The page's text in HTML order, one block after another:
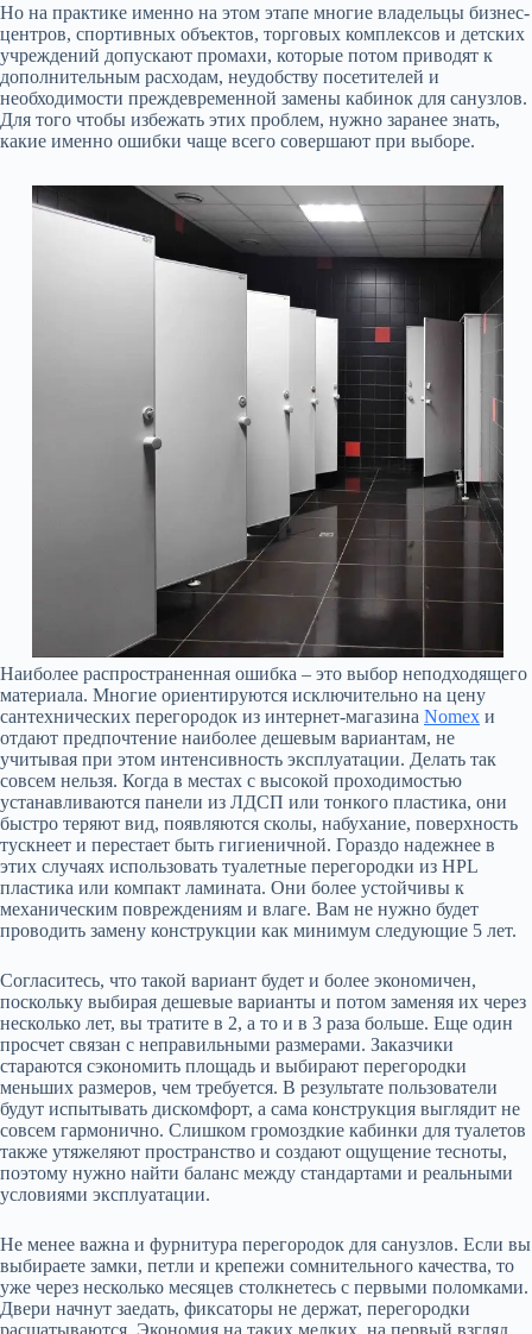
Но на практике именно на этом этапе многие владельцы бизнес-
центров, спортивных объектов, торговых комплексов и детских
учреждений допускают промахи, которые потом приводят к
дополнительным расходам, неудобству посетителей и
необходимости преждевременной замены кабинок для санузлов.
Для того чтобы избежать этих проблем, нужно заранее знать,
какие именно ошибки чаще всего совершают при выборе.
Наиболее распространенная ошибка – это выбор неподходящего
материала. Многие ориентируются исключительно на цену
сантехнических перегородок из интернет-магазина Nomex и
отдают предпочтение наиболее дешевым вариантам, не
учитывая при этом интенсивность эксплуатации. Делать так
совсем нельзя. Когда в местах с высокой проходимостью
устанавливаются панели из ЛДСП или тонкого пластика, они
быстро теряют вид, появляются сколы, набухание, поверхность
тускнеет и перестает быть гигиеничной. Гораздо надежнее в
этих случаях использовать туалетные перегородки из HPL
пластика или компакт ламината. Они более устойчивы к
механическим повреждениям и влаге. Вам не нужно будет
проводить замену конструкции как минимум следующие 5 лет.
Согласитесь, что такой вариант будет и более экономичен,
поскольку выбирая дешевые варианты и потом заменяя их через
несколько лет, вы тратите в 2, а то и в 3 раза больше. Еще один
просчет связан с неправильными размерами. Заказчики
стараются сэкономить площадь и выбирают перегородки
меньших размеров, чем требуется. В результате пользователи
будут испытывать дискомфорт, а сама конструкция выглядит не
совсем гармонично. Слишком громоздкие кабинки для туалетов
также утяжеляют пространство и создают ощущение тесноты,
поэтому нужно найти баланс между стандартами и реальными
условиями эксплуатации.
Не менее важна и фурнитура перегородок для санузлов. Если вы
выбираете замки, петли и крепежи сомнительного качества, то
уже через несколько месяцев столкнетесь с первыми поломками.
Двери начнут заедать, фиксаторы не держат, перегородки